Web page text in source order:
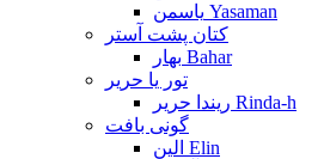
یاسمن Yasaman
کتان پشت آستر
بهار Bahar
تور یا حریر
ریندا حریر Rinda-h
گونی بافت
الین Elin